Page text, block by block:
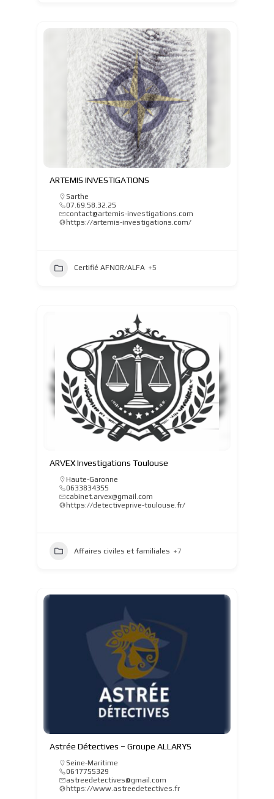
ARTEMIS INVESTIGATIONS
Sarthe
07.69.58.32.25
contact@artemis-investigations.com
https://artemis-investigations.com/
Certifié AFNOR/ALFA +5
ARVEX Investigations Toulouse
Haute-Garonne
0633834355
cabinet.arvex@gmail.com
https://detectiveprive-toulouse.fr/
Affaires civiles et familiales +7
Astrée Détectives – Groupe ALLARYS
Seine-Maritime
0617755329
astreedetectives@gmail.com
https://www.astreedetectives.fr